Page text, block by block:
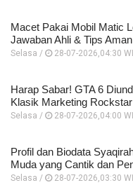
Macet Pakai Mobil Matic
Jawaban Ahli & Tips
Selasa / 28-07-2026,04:30
Harap Sabar! GTA 6
Klasik Marketing
Selasa / 28-07-2026,04:00
Profil dan Biodata
Muda yang Cantik dan
Selasa / 28-07-2026,03:30